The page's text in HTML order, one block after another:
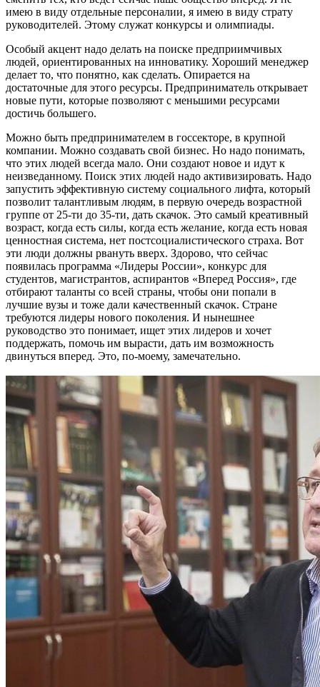
имею в виду отдельные персоналии, я имею в виду страту
руководителей. Этому служат конкурсы и олимпиады.
Особый акцент надо делать на поиске предприимчивых
людей, ориентированных на инноватику. Хороший менеджер
делает то, что понятно, как сделать. Опирается на
достаточные для этого ресурсы. Предприниматель открывает
новые пути, которые позволяют с меньшими ресурсами
достичь большего.
Можно быть предпринимателем в госсекторе, в крупной
компании. Можно создавать свой бизнес. Но надо понимать,
что этих людей всегда мало. Они создают новое и идут к
неизведанному. Поиск этих людей надо активизировать. Надо
запустить эффективную систему социального лифта, который
позволит талантливым людям, в первую очередь возрастной
группе от 25-ти до 35-ти, дать скачок. Это самый креативный
возраст, когда есть силы, когда есть желание, когда есть новая
ценностная система, нет постсоциалистического страха. Вот
эти люди должны рвануть вверх. Здорово, что сейчас
появилась программа «Лидеры России», конкурс для
студентов, магистрантов, аспирантов «Вперед Россия», где
отбирают таланты со всей страны, чтобы они попали в
лучшие вузы и тоже дали качественный скачок. Стране
требуются лидеры нового поколения. И нынешнее
руководство это понимает, ищет этих лидеров и хочет
поддержать, помочь им вырасти, дать им возможность
двинуться вперед. Это, по-моему, замечательно.